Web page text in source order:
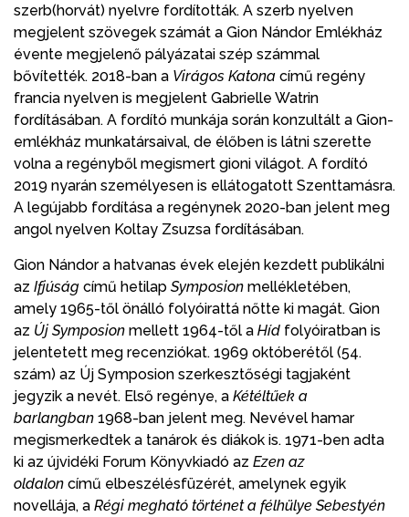
szerb(horvát) nyelvre fordították. A szerb nyelven
megjelent szövegek számát a Gion Nándor Emlékház
évente megjelenő pályázatai szép számmal
bővítették. 2018-ban a Virágos Katona című regény
francia nyelven is megjelent Gabrielle Watrin
fordításában. A fordító munkája során konzultált a Gion-
emlékház munkatársaival, de élőben is látni szerette
volna a regényből megismert gioni világot. A fordító
2019 nyarán személyesen is ellátogatott Szenttamásra.
A legújabb fordítása a regénynek 2020-ban jelent meg
angol nyelven Koltay Zsuzsa fordításában.
Gion Nándor a hatvanas évek elején kezdett publikálni
az Ifjúság című hetilap Symposion mellékletében,
amely 1965-től önálló folyóirattá nőtte ki magát. Gion
az Új Symposion mellett 1964-től a Híd folyóiratban is
jelentetett meg recenziókat. 1969 októberétől (54.
szám) az Új Symposion szerkesztőségi tagjaként
jegyzik a nevét. Első regénye, a Kétéltűek a
barlangban 1968-ban jelent meg. Nevével hamar
megismerkedtek a tanárok és diákok is. 1971-ben adta
ki az újvidéki Forum Könyvkiadó az Ezen az
oldalon című elbeszélésfüzérét, amelynek egyik
novellája, a Régi megható történet a félhülye Sebestyén